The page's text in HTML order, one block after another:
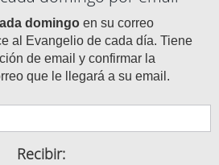
domingo en su correo
al Evangelio de cada día. Tiene
de email y confirmar la
que le llegará a su email.
Recibir: